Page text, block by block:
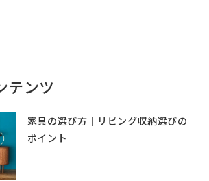
テンツ
家具の選び方｜リビング収納選びの
ポイント